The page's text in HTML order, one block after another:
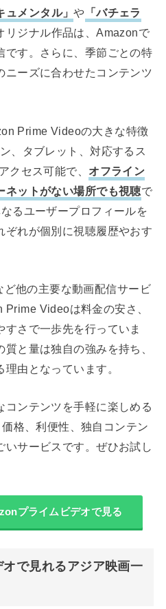
ュメンタル」や 「バチェラ
リジナル作品は、Amazonで
です。さらに、季節ごとの特
ニーズに合わせたコンテンツ
Prime Videoの大きな特徴
、タブレット、対応するス
クセス可能で、 オフライン
ネットがない場所でも視聴で
るユーザープロフィールを
ぞれが個別に視聴履歴やおす
他の主要な動画配信サービ
Videoは料金の安さ、
さで一歩先を行っていま
と量は独自の強みを持ち、
由となっています。
コンテンツを手軽に楽しめる
格、利便性、独自コンテン
いサービスです。ぜひお試し
プライムビデオで見る
で見れるアジア映画一